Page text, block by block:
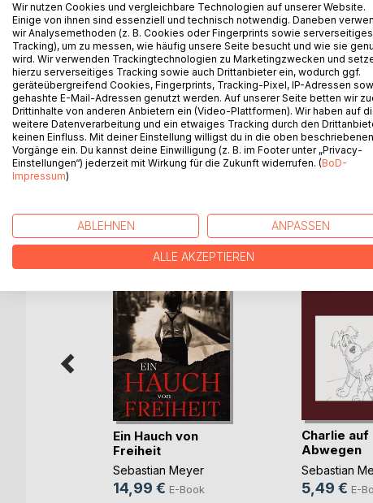
BESCHREIBUNG
In Hannahs Ehe ist es nicht mehr so wie es
gemeinsamen Sohnes Philipp nicht genügend
verguckt sie sich in ihren neuen und jüngeren
AUTOR/IN
WEITERE TITEL BEI
Ein Hauch von
Freiheit
Sebastian Meyer
14,99 € E-Book
Charlie auf
Abwegen
Sebastian
5,49 € E-
Wir nutzen Cookies und vergleichbare Technologien auf unserer Website.
Einige von ihnen sind essenziell und technisch notwendig. Daneben
wir Analysemethoden (z. B. Cookies oder Fingerprints sowie serverseitiges
Tracking), um zu messen, wie häufig unsere Seite besucht und wie sie
wird. Wir verwenden Trackingtechnologien zu Marketingzwecken und
hierzu serverseitiges Tracking sowie auch Drittanbieter ein, wodurch ggf.
geräteübergreifend Cookies, Fingerprints, Tracking-Pixel, IP-Adressen
gehashte E-Mail-Adressen genutzt werden. Auf unserer Seite betten wir
Drittinhalte von anderen Anbietern ein (Video-Plattformen). Wir haben auf
weitere Datenverarbeitung und ein etwaiges Tracking durch den
keinen Einfluss. Mit deiner Einstellung willigst du in die oben beschriebenen
Vorgänge ein. Du kannst deine Einwilligung (z. B. im Footer unter „Privacy-
Einstellungen“) jederzeit mit Wirkung für die Zukunft widerrufen. (BoD-
Impressum)
ABLEHNEN ANPASSEN
ALLE AKZEPTIEREN